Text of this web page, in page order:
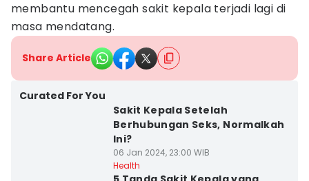
membantu mencegah sakit kepala terjadi lagi di
masa mendatang.
Share Article
Curated For You
Sakit Kepala Setelah
Berhubungan Seks, Normalkah
Ini?
06 Jan 2024, 23:00 WIB
Health